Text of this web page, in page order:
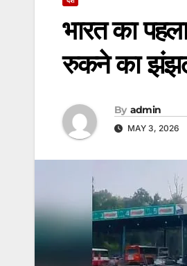
भारत का
रुकने का
By admin
MAY 3, 2026